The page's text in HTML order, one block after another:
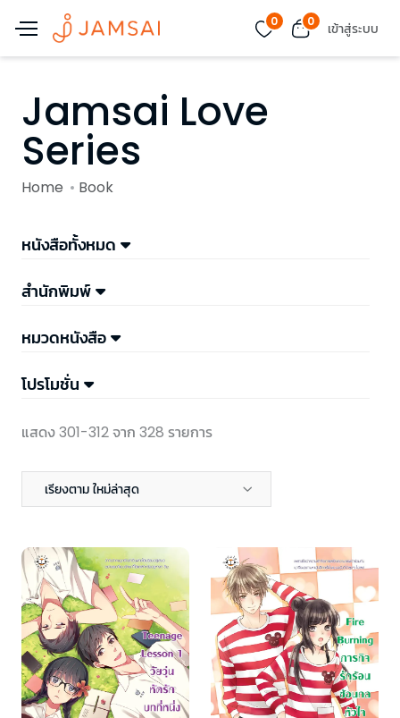
0 0 เข้าสู่ระบบ
Jamsai Love
Series
Home Book
หนังสือทั้งหมด
สำนักพิมพ์
หมวดหนังสือ
โปรโมชั่น
แสดง 301-312 จาก 328 รายการ
เรียงตาม ใหม่ล่าสุด